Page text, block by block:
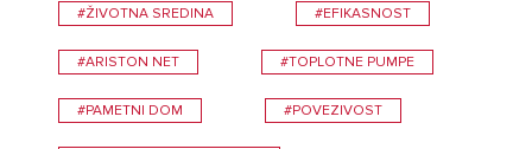
#ŽIVOTNA SREDINA #EFIKASNOST
#ARISTON NET #TOPLOTNE PUMPE
#PAMETNI DOM #POVEZIVOST